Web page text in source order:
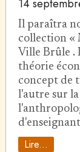
14
Il paraîtra
collection «
Ville Brûle .
théorie
concept de
l'autre sur
Lire...